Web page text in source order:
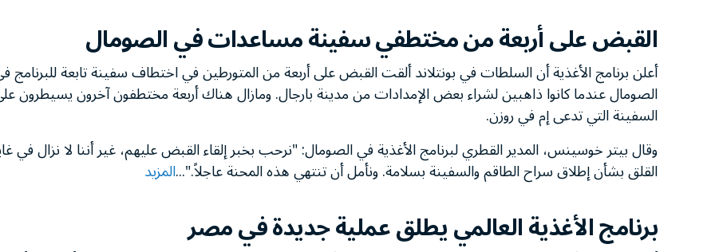
القبض على أربعة من مختطفي سفينة مساعدات في الصومال
أعلن برنامج الأغذية أن السلطات في بونتلاند ألقت القبض على أربعة من المتورطين في اختطاف سفينة تابعة للبرنامج
الصومال عندما كانوا ذاهبين لشراء بعض الإمدادات من مدينة بارجال. ومازال هناك أربعة مختطفون آخرون يسيطرون
السفينة التي تدعى إم في روزن.
وقال بيتر خوسينس، المدير القطري لبرنامج الأغذية في الصومال: "نرحب بخبر إلقاء القبض عليهم، غير أننا لا نزال في
القلق بشأن إطلاق سراح الطاقم والسفينة بسلامة. ونأمل أن تنتهي هذه المحنة عاجلاً."...المزيد
برنامج الأغذية العالمي يطلق عملية جديدة في مصر